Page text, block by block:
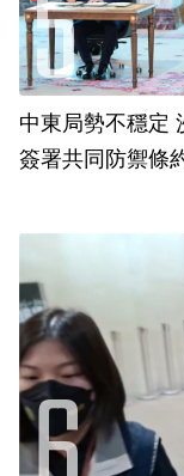
中東局勢不穩定
簽署共同防禦條